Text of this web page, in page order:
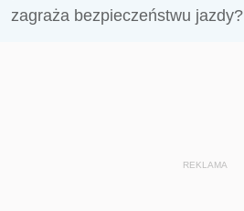
zagraża bezpieczeństwu jazdy?
REKLAMA